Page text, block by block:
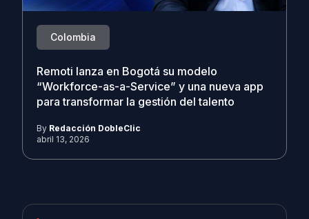
Colombia
Remoti lanza en Bogotá su modelo
“Workforce-as-a-Service” y una nueva app
para transformar la gestión del talento
By Redacción DobleClic
abril 13, 2026